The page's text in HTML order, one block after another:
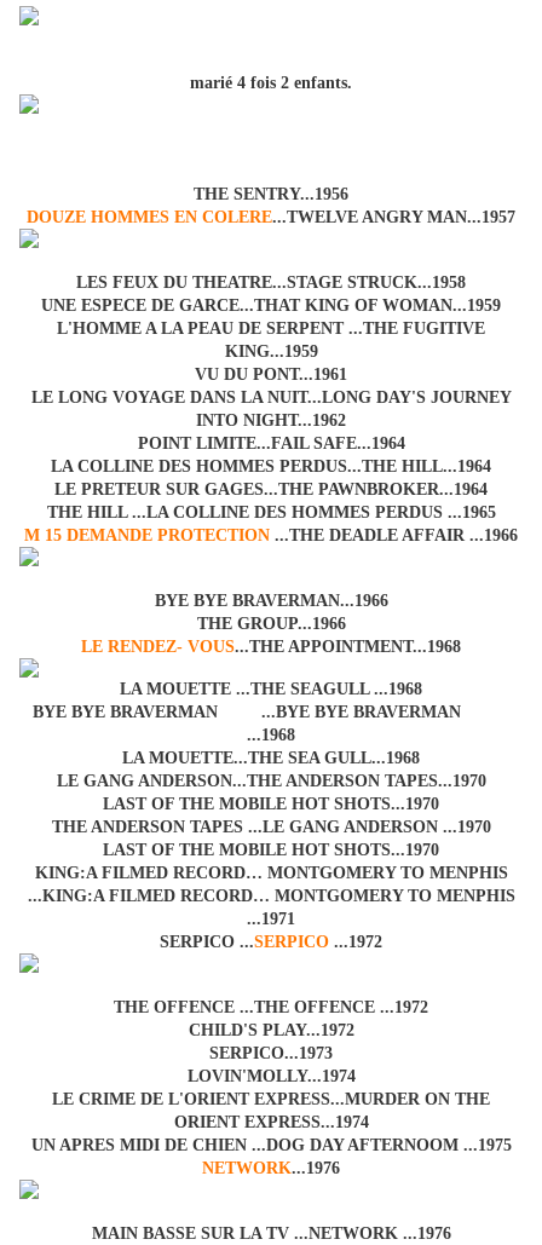
marié 4 fois 2 enfants.
THE SENTRY...1956
DOUZE HOMMES EN COLERE...TWELVE ANGRY MAN...1957
LES FEUX DU THEATRE...STAGE STRUCK...1958
UNE ESPECE DE GARCE...THAT KING OF WOMAN...1959
L'HOMME A LA PEAU DE SERPENT ...THE FUGITIVE
KING...1959
VU DU PONT...1961
LE LONG VOYAGE DANS LA NUIT...LONG DAY'S JOURNEY
INTO NIGHT...1962
POINT LIMITE...FAIL SAFE...1964
LA COLLINE DES HOMMES PERDUS...THE HILL...1964
LE PRETEUR SUR GAGES...THE PAWNBROKER...1964
THE HILL ...LA COLLINE DES HOMMES PERDUS ...1965
M 15 DEMANDE PROTECTION ...THE DEADLE AFFAIR ...1966
BYE BYE BRAVERMAN...1966
THE GROUP...1966
LE RENDEZ- VOUS...THE APPOINTMENT...1968
LA MOUETTE ...THE SEAGULL ...1968
BYE BYE BRAVERMAN ...BYE BYE BRAVERMAN
...1968
LA MOUETTE...THE SEA GULL...1968
LE GANG ANDERSON...THE ANDERSON TAPES...1970
LAST OF THE MOBILE HOT SHOTS...1970
THE ANDERSON TAPES ...LE GANG ANDERSON ...1970
LAST OF THE MOBILE HOT SHOTS...1970
KING:A FILMED RECORD… MONTGOMERY TO MENPHIS
...KING:A FILMED RECORD… MONTGOMERY TO MENPHIS
...1971
SERPICO ...SERPICO ...1972
THE OFFENCE ...THE OFFENCE ...1972
CHILD'S PLAY...1972
SERPICO...1973
LOVIN'MOLLY...1974
LE CRIME DE L'ORIENT EXPRESS...MURDER ON THE
ORIENT EXPRESS...1974
UN APRES MIDI DE CHIEN ...DOG DAY AFTERNOOM ...1975
NETWORK...1976
MAIN BASSE SUR LA TV ...NETWORK ...1976